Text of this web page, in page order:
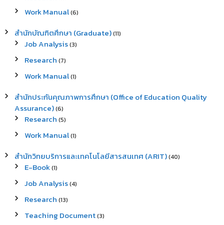
Work Manual(6)
สำนักบัณฑิตศึกษา (Graduate)(11)
Job Analysis(3)
Research (7)
Work Manual(1)
สำนักประกันคุณภาพการศึกษา (Office of Education Quality
Assurance)(6)
Research (5)
Work Manual(1)
สำนักวิทยบริการและเทคโนโลยีสารสนเทศ (ARIT)(40)
E-Book(1)
Job Analysis(4)
Research (13)
Teaching Document(3)